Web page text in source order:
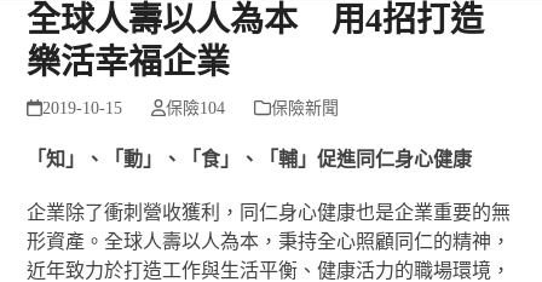
全球人壽以人為本 用4招打造
樂活幸福企業
2019-10-15 保險104 保險新聞
「知」、「動」、「食」、「輔」促進同仁身心健康
企業除了衝刺營收獲利，同仁身心健康也是企業重要的無
形資產。全球人壽以人為本，秉持全心照顧同仁的精神，
近年致力於打造工作與生活平衡、健康活力的職場環境，